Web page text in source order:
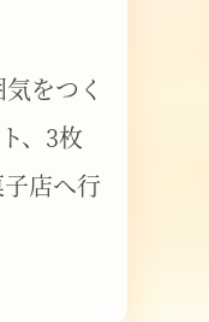
をつく
、3枚
店へ行